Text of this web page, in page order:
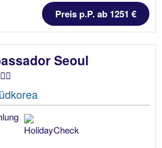
Preis p.P. ab 1251 €
Seoul